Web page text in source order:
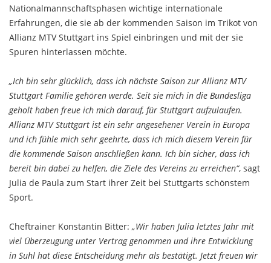
Nationalmannschaftsphasen wichtige internationale
Erfahrungen, die sie ab der kommenden Saison im Trikot von
Allianz MTV Stuttgart ins Spiel einbringen und mit der sie
Spuren hinterlassen möchte.
„Ich bin sehr glücklich, dass ich nächste Saison zur Allianz MTV
Stuttgart Familie gehören werde. Seit sie mich in die Bundesliga
geholt haben freue ich mich darauf, für Stuttgart aufzulaufen.
Allianz MTV Stuttgart ist ein sehr angesehener Verein in Europa
und ich fühle mich sehr geehrte, dass ich mich diesem Verein für
die kommende Saison anschließen kann. Ich bin sicher, dass ich
bereit bin dabei zu helfen, die Ziele des Vereins zu erreichen“, sagt
Julia de Paula zum Start ihrer Zeit bei Stuttgarts schönstem
Sport.
Cheftrainer Konstantin Bitter: „Wir haben Julia letztes Jahr mit
viel Überzeugung unter Vertrag genommen und ihre Entwicklung
in Suhl hat diese Entscheidung mehr als bestätigt. Jetzt freuen wir